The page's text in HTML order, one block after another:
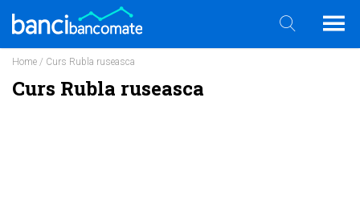
Home / Curs Rubla ruseasca
Curs Rubla ruseasca